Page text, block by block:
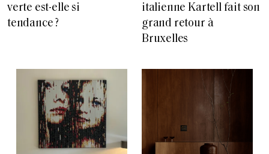
verte est-elle si
tendance ?
italienne Kartell fait son
grand retour à
Bruxelles